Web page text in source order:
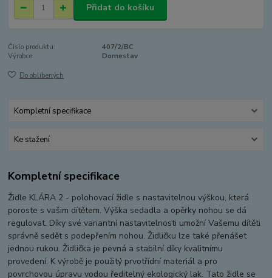
Přidat do košíku
Číslo produktu:
407/2/BC
Výrobce:
Domestav
Do oblíbených
Kompletní specifikace
Ke stažení
Kompletní specifikace
Židle KLÁRA 2 - polohovací židle s nastavitelnou výškou, která
poroste s vašim dítětem. Výška sedadla a opěrky nohou se dá
regulovat. Díky své variantní nastavitelnosti umožní Vašemu dítěti
správně sedět s podepřením nohou. Židličku lze také přenášet
jednou rukou. Židlička je pevná a stabilní díky kvalitnímu
provedení. K výrobě je použitý prvotřídní materiál a pro
povrchovou úpravu vodou ředitelný ekologický lak. Tato židle se